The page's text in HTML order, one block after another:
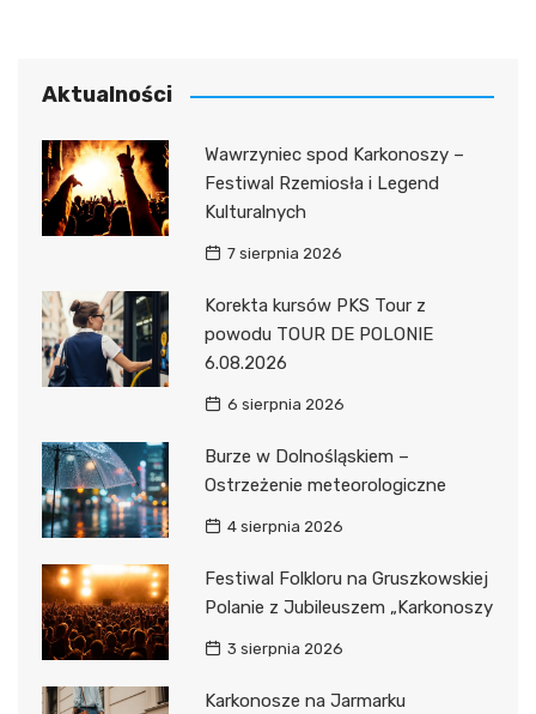
Aktualności
Wawrzyniec spod Karkonoszy –
Festiwal Rzemiosła i Legend
Kulturalnych
7 sierpnia 2026
Korekta kursów PKS Tour z
powodu TOUR DE POLONIE
6.08.2026
6 sierpnia 2026
Burze w Dolnośląskiem –
Ostrzeżenie meteorologiczne
4 sierpnia 2026
Festiwal Folkloru na Gruszkowskiej
Polanie z Jubileuszem „Karkonoszy
3 sierpnia 2026
Karkonosze na Jarmarku